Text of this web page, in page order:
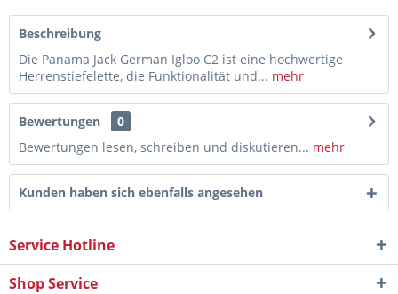
Beschreibung
Die Panama Jack German Igloo C2 ist eine hochwertige
Herrenstiefelette, die Funktionalität und... mehr
Bewertungen
0
Bewertungen lesen, schreiben und diskutieren... mehr
Kunden haben sich ebenfalls angesehen
Service Hotline
Shop Service